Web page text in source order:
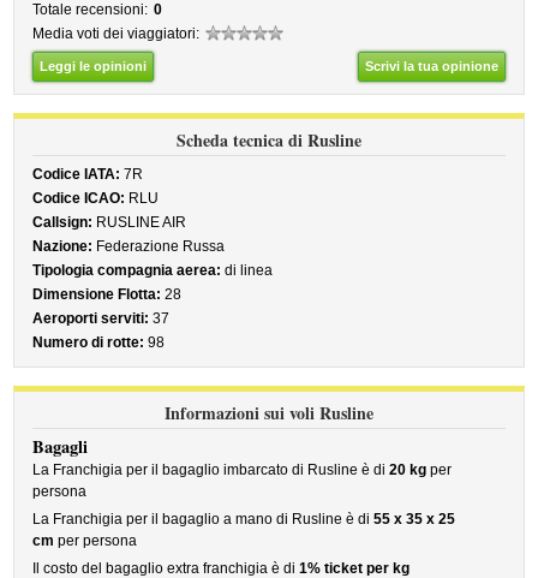
Totale recensioni: 0
Media voti dei viaggiatori:
Leggi le opinioni Scrivi la tua opinione
Scheda tecnica di Rusline
Codice IATA: 7R
Codice ICAO: RLU
Callsign: RUSLINE AIR
Nazione: Federazione Russa
Tipologia compagnia aerea: di linea
Dimensione Flotta: 28
Aeroporti serviti: 37
Numero di rotte: 98
Informazioni sui voli Rusline
Bagagli
La Franchigia per il bagaglio imbarcato di Rusline è di20 kg per
persona
La Franchigia per il bagaglio a mano di Rusline è di55 x 35 x 25
cm per persona
Il costo del bagaglio extra franchigia è di1% ticket per kg